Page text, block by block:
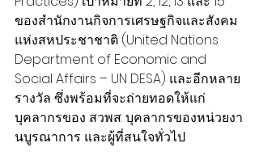
ของสำนักงานกิจการเศรษฐกิจและสังคม
แห่งสหประชาชาติ (United Nations
Department of Economic and
Social Affairs – UN DESA) และอีกหลาย
รางวัล ซึ่งพร้อมที่จะถ่ายทอดให้แก่
บุคลากรของ สวพส. บุคลากรของหน่วยงา
นบูรณาการ และผู้ที่สนใจทั่วไป